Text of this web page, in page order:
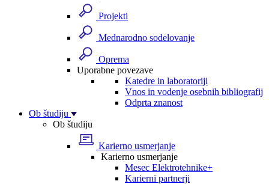
Projekti
Mednarodno sodelovanje
Oprema
Uporabne povezave
Katedre in laboratoriji
Vnos in vodenje osebnih bibliografij
Odprta znanost
Ob študiju
Ob študiju
Karierno usmerjanje
Karierno usmerjanje
Mesec Elektrotehnike+
Karierni partnerji